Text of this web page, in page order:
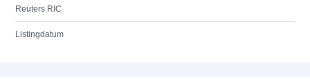
Reuters RIC
Listingdatum